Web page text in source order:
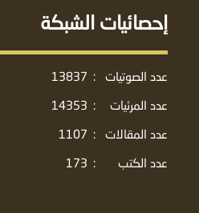
إحصائيات الشبكة
عدد الصوتيات :
13837
عدد المرئيات
:
14353
عدد المقالات
:
1107
عدد الكتب
:
173